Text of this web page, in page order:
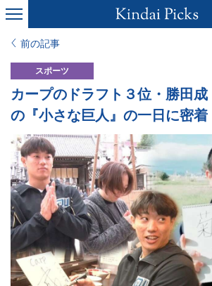
前の記事
スポーツ
カープのドラフト３位・勝田
の『小さな巨人』の一日に密着